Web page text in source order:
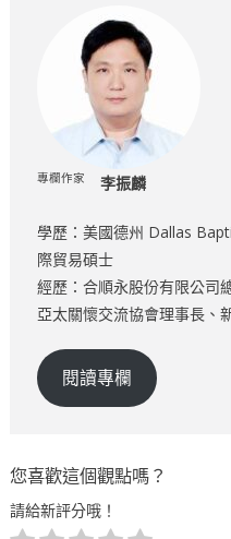
專欄作家 李振麟
學歷：美國德州 Dallas
際貿易碩士
經歷：合順永股份有限公司
亞太關懷交流協會理事長、
閱讀專欄
您喜歡這個觀點嗎？
請給新評分哦！